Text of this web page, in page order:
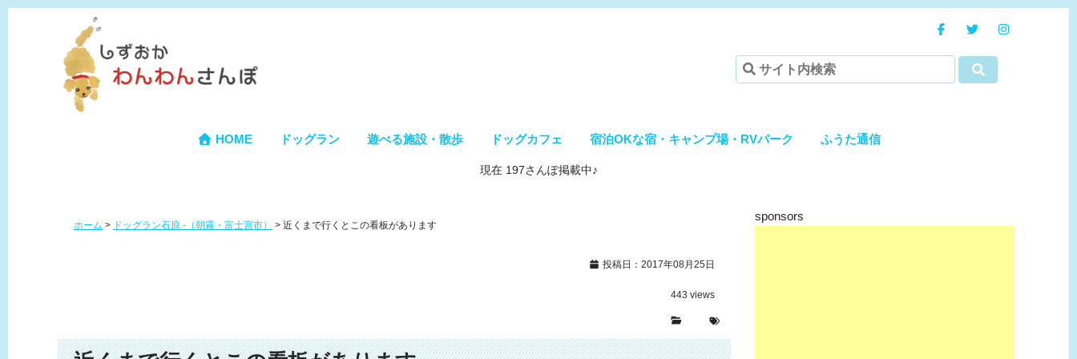
HOME ドッグラン 遊べる施設・散歩 ドッグカフェ 宿泊OKな宿・キャンプ場・RVパーク ふうた通信
現在 197さんぽ掲載中♪
ホーム > ドッグラン石原 -（朝霧・富士宮市） > 近くまで行くとこの看板があります
投稿日：2017年08月25日
443 views
sponsors